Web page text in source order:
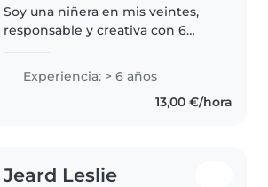
Soy una niñera en mis veintes,
responsable y creativa con 6
edad escolar. Hablo español y
francés con fluidez, tengo
Experiencia: > 6 años
13,00 €/hora
Jeard Leslie